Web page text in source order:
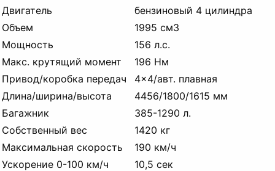
Двигатель
бензиновый 4 цилиндра
Объем
1995 см3
Мощность
156 л.с.
Макс. крутящий момент
196 Нм
Привод/коробка передач
4×4/авт. плавная
Длина/ширина/высота
4456/1800/1615 мм
Багажник
385-1290 л.
Собственный вес
1420 кг
Максимальная скорость
190 км/ч
Ускорение 0-100 км/ч
10,5 сек